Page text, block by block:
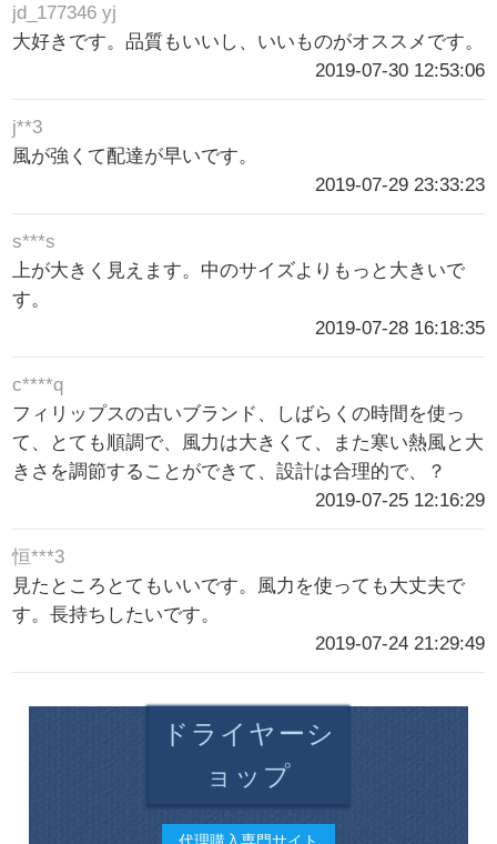
jd_177346 yj
大好きです。品質もいいし、いいものがオススメです。
2019-07-30 12:53:06
j**3
風が強くて配達が早いです。
2019-07-29 23:33:23
s***s
上が大きく見えます。中のサイズよりもっと大きいで
す。
2019-07-28 16:18:35
c****q
フィリップスの古いブランド、しばらくの時間を使っ
て、とても順調で、風力は大きくて、また寒い熱風と大
きさを調節することができて、設計は合理的で、？
2019-07-25 12:16:29
恒***3
見たところとてもいいです。風力を使っても大丈夫で
す。長持ちしたいです。
2019-07-24 21:29:49
ドライヤーシ
ョップ